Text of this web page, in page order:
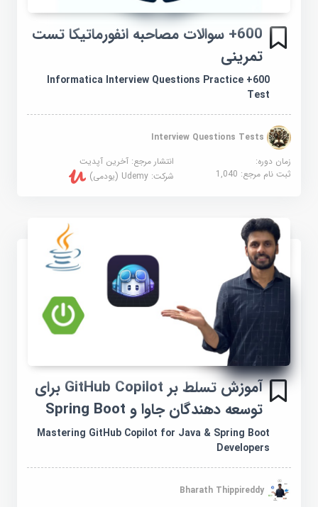
600+ سوالات مصاحبه انفورماتیکا تست
تمرینی
600+ Informatica Interview Questions Practice
Test
Interview Questions Tests
زمان دوره:
انتشار مرجع:آخرین آپدیت
ثبت نام مرجع:1,040 شرکت:Udemy (یودمی)
آموزش تسلط بر GitHub Copilot برای
توسعه دهندگان جاوا و Spring Boot
Mastering GitHub Copilot for Java & Spring Boot
Developers
Bharath Thippireddy